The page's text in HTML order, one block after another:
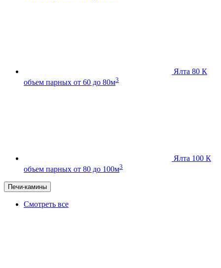
Ялта 80 К
объем парных от 60 до 80м3
Ялта 100 К
объем парных от 80 до 100м3
Печи-камины
Смотреть все